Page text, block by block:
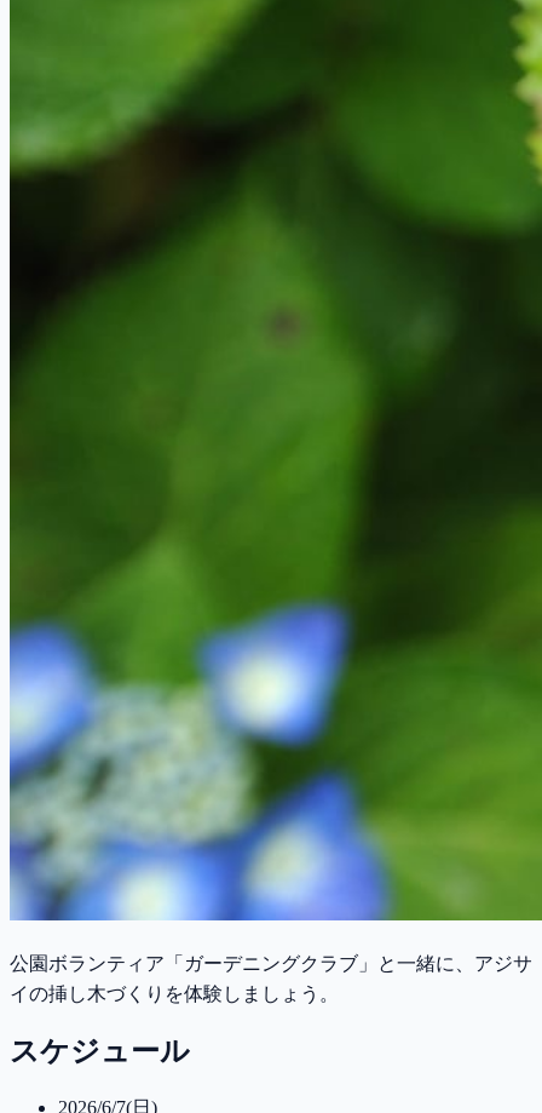
公園ボランティア「ガーデニングクラブ」と一緒に、アジサ
イの挿し木づくりを体験しましょう。
スケジュール
2026/6/7(日)